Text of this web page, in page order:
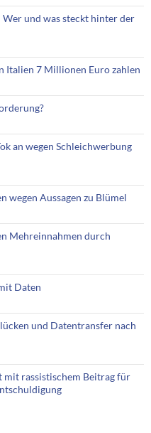
und was steckt hinter der
Italien 7 Millionen Euro zahlen
an wegen Schleichwerbung
wegen Aussagen zu Blümel
Mehreinnahmen durch
Daten
und Datentransfer nach
mit rassistischem Beitrag für